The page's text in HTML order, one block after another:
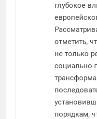
глубокое
отметить,
не только
социально-
порядкам,